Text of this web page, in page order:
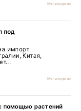
Металлургия
под
импорт
Китая,
Металлургия
помощью растений